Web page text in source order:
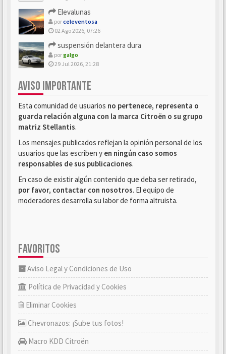
Elevalunas
porceleventosa
02 Ago 2026, 07:26
suspensión delantera dura
porgalgo
29 Jul 2026, 21:28
AVISO IMPORTANTE
Esta comunidad de usuarios no pertenece, representa o
guarda relación alguna con la marca Citroën o su grupo
matriz Stellantis.
Los mensajes publicados reflejan la opinión personal de los
usuarios que las escriben y en ningún caso somos
responsables de sus publicaciones.
En caso de existir algún contenido que deba ser retirado,
por favor, contactar con nosotros. El equipo de
moderadores desarrolla su labor de forma altruista.
FAVORITOS
Aviso Legal y Condiciones de Uso
Política de Privacidad y Cookies
Eliminar Cookies
Chevronazos: ¡Sube tus fotos!
Macro KDD Citroën